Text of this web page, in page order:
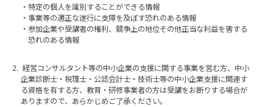
特定の個人を識別することができる情報
事業等の適正な遂行に支障を及ぼす恐れのある情報
参加企業や受講者の権利、競争上の地位その他正当な利益を害する
恐れのある情報
2. 経営コンサルタント等の中小企業の支援に関する事業を営む方、中小
企業診断士・税理士・公認会計士・技術士等の中小企業支援に関連す
る資格を有する方、教育・研修事業者の方は受講をお断りする場合が
ありますので、あらかじめご了承ください。